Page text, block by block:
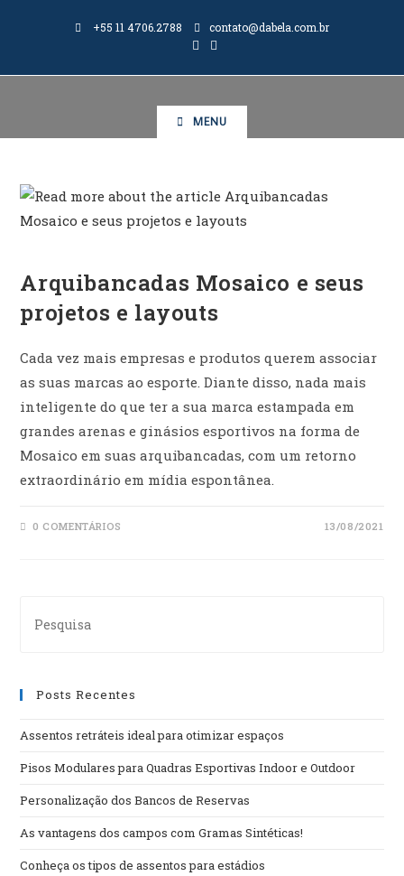
+55 11 4706.2788 contato@dabela.com.br
MENU
Arquibancadas Mosaico e seus
projetos e layouts
Cada vez mais empresas e produtos querem associar
as suas marcas ao esporte. Diante disso, nada mais
inteligente do que ter a sua marca estampada em
grandes arenas e ginásios esportivos na forma de
Mosaico em suas arquibancadas, com um retorno
extraordinário em mídia espontânea.
0 COMENTÁRIOS 13/08/2021
Posts Recentes
Assentos retráteis ideal para otimizar espaços
Pisos Modulares para Quadras Esportivas Indoor e Outdoor
Personalização dos Bancos de Reservas
As vantagens dos campos com Gramas Sintéticas!
Conheça os tipos de assentos para estádios